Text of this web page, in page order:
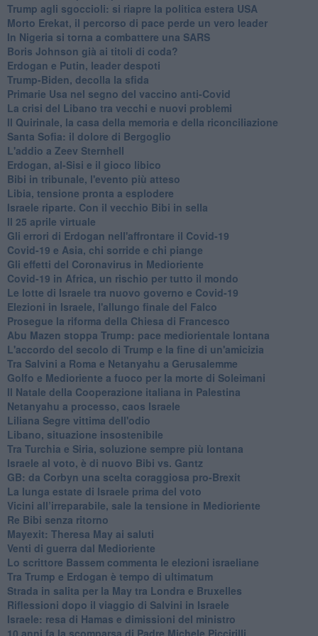
Trump agli sgoccioli: si riapre la politica estera USA
Morto Erekat, il percorso di pace perde un vero leader
In Nigeria si torna a combattere una SARS
Boris Johnson già ai titoli di coda?
Erdogan e Putin, leader despoti
Trump-Biden, decolla la sfida
Primarie Usa nel segno del vaccino anti-Covid
La crisi del Libano tra vecchi e nuovi problemi
Il Quirinale, la casa della memoria e della riconciliazione
Santa Sofia: il dolore di Bergoglio
L'addio a ​Zeev Sternhell
Erdogan, al-Sisi e il gioco libico
Bibi in tribunale, l'evento più atteso
Libia, tensione pronta a esplodere
Israele riparte. Con il vecchio Bibi in sella
Il 25 aprile virtuale
Gli errori di Erdogan nell'affrontare il Covid-19
Covid-19 e Asia, chi sorride e chi piange
Gli effetti del Coronavirus in Medioriente
Covid-19 in Africa, un rischio per tutto il mondo
Le lotte di Israele tra nuovo governo e Covid-19
Elezioni in Israele, l'allungo finale del Falco
Prosegue la riforma della Chiesa di Francesco
Abu Mazen stoppa Trump: pace mediorientale lontana
L'accordo del secolo di Trump e la fine di un'amicizia
Tra Salvini a Roma e Netanyahu a Gerusalemme
Golfo e Medioriente a fuoco per la morte di Soleimani
Il Natale della Cooperazione italiana in Palestina
Netanyahu a processo, caos Israele
Liliana Segre vittima dell'odio
Libano, situazione insostenibile
Tra Turchia e Siria, soluzione sempre più lontana
Israele al voto, è di nuovo Bibi vs. Gantz
GB: da Corbyn una scelta coraggiosa pro-Brexit
La lunga estate di Israele prima del voto
Vicini all’irreparabile, sale la tensione in Medioriente
Re Bibi senza ritorno
Mayexit: Theresa May ai saluti
Venti di guerra dal Medioriente
Lo scrittore Bassem commenta le elezioni israeliane
Tra Trump e Erdogan è tempo di ultimatum
Strada in salita per la May tra Londra e Bruxelles
Riflessioni dopo il viaggio di Salvini in Israele
Israele: resa di Hamas e dimissioni del ministro
10 anni fa la scomparsa di Padre Michele Piccirilli